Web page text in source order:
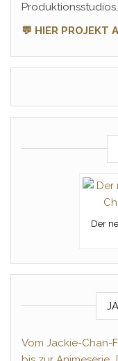
💬 HIER PROJEKT
Der
Vom Jackie-Chan-